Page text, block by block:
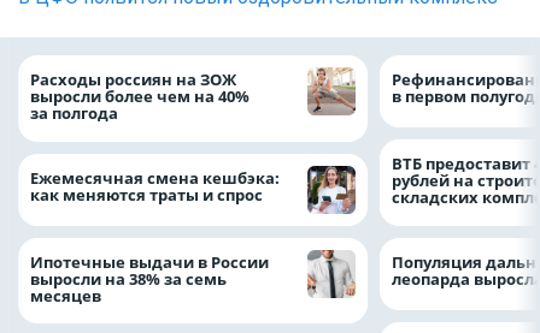
Расходы россиян на ЗОЖ
выросли более чем на 40%
за полгода
Ежемесячная смена кешбэка:
как меняются траты и спрос
Ипотечные выдачи в России
выросли на 38% за семь
месяцев
в первом
ВТБ предоставит
рублей на
складских
Популяция
леопарда